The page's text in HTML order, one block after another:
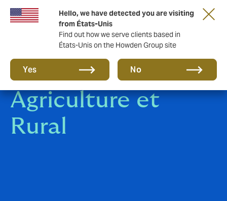
Hello, we have detected you are visiting
from États-Unis
Find out how we serve clients based in
États-Unis on the Howden Group site
Yes No
Assurance
Agriculture et
Rural